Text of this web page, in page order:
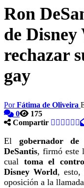
Ron
de
rechazar
gay
PorFátima de Oliveira
0
175
Compartir
El gobernador
DeSantis, firmó este
cual toma el
Disney World, esto,
oposición a la